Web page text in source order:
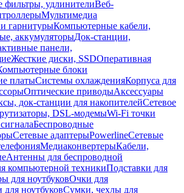
фильтры, удлинителиВеб-
Мультимедиа
гарнитурыКомпьютерные кабели,
аккумуляторыДок-станции,
панели,
Жесткие диски, SSDОперативная
блоки
платыСистемы охлажденияКорпуса для
Оптические приводыАксессуары
док-станции для накопителейСетевое
DSL-модемыWi-Fi точки
Беспроводные
Сетевые адаптерыPowerlineСетевые
МедиаконвертерыКабели,
Антенны для беспроводной
компьютерной техникиПодставки для
для ноутбуковОчки для
для ноутбуковСумки, чехлы для